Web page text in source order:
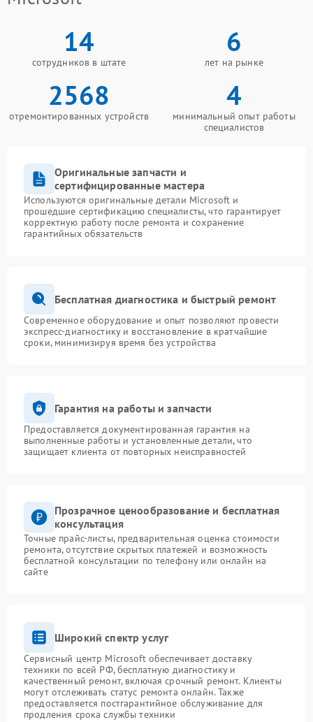
14
сотрудников в штате
6
лет на рынке
2568
отремонтированных устройств
4
минимальный опыт работы
специалистов
Оригинальные запчасти и
сертифицированные мастера
Используются оригинальные детали Microsoft и
прошедшие сертификацию специалисты, что гарантирует
корректную работу после ремонта и сохранение
гарантийных обязательств
Бесплатная диагностика и быстрый ремонт
Современное оборудование и опыт позволяют провести
экспресс-диагностику и восстановление в кратчайшие
сроки, минимизируя время без устройства
Гарантия на работы и запчасти
Предоставляется документированная гарантия на
выполненные работы и установленные детали, что
защищает клиента от повторных неисправностей
Прозрачное ценообразование и бесплатная
консультация
Точные прайс-листы, предварительная оценка стоимости
ремонта, отсутствие скрытых платежей и возможность
бесплатной консультации по телефону или онлайн на
сайте
Широкий спектр услуг
Сервисный центр Microsoft обеспечивает доставку
техники по всей РФ, бесплатную диагностику и
качественный ремонт, включая срочный ремонт. Клиенты
могут отслеживать статус ремонта онлайн. Также
предоставляется постгарантийное обслуживание для
продления срока службы техники